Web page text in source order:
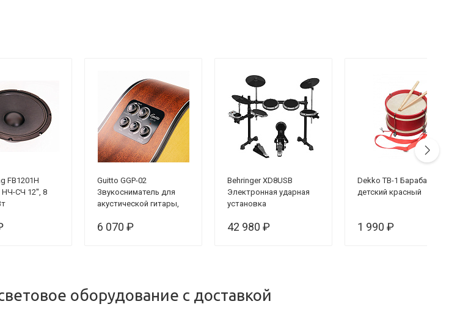
FB1201H
СЧ 12'', 8
Guitto GGP-02
Звукосниматель для
акустической гитары,
6 070 ₽
Behringer XD8USB
Электронная ударная
установка
42 980 ₽
Dekko TB-1 Барабан
детский красный
1 990 ₽
оборудование с доставкой